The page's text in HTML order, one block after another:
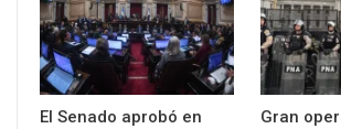
El Senado aprobó en
Gran